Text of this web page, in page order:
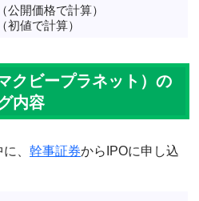
公開価格で計算）
初値で計算）
クビープラネット）の
内容
、 幹事証券からIPOに申し込